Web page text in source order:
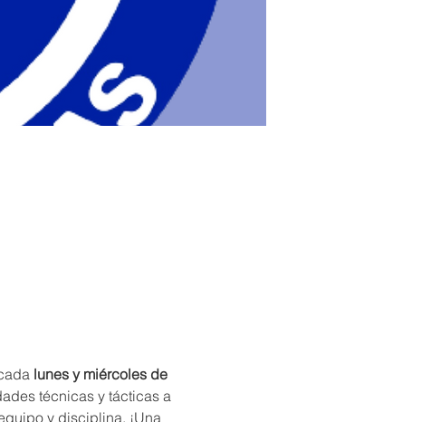
lunes y miércoles de
técnicas y tácticas a
y disciplina. ¡Una